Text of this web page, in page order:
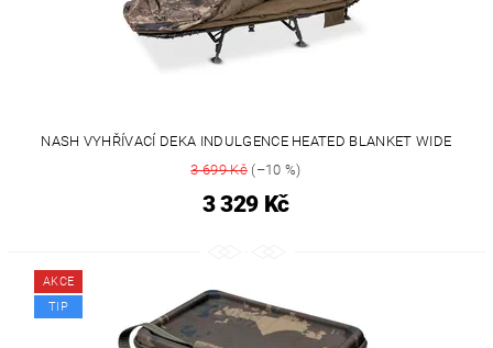
NASH VYHŘÍVACÍ DEKA INDULGENCE HEATED BLANKET WIDE
3 699 Kč (–10 %)
3 329 Kč
AKCE
TIP